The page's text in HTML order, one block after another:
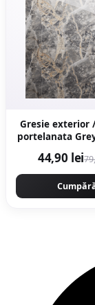
Gresie exterior
portelanata Grey
44,90 lei